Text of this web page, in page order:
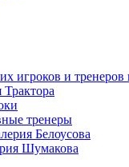
игроков и тренеров
тренеры
Белоусова
Шумакова